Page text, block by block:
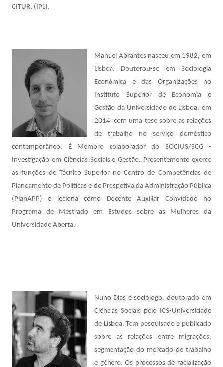
CITUR, (IPL).
Manuel Abrantes nasceu em 1982, em
Lisboa. Doutorou-se em Sociologia
Económica e das Organizações no
Instituto Superior de Economia e
Gestão da Universidade de Lisboa, em
2014, com uma tese sobre as relações
de trabalho no serviço doméstico
contemporâneo. É Membro colaborador do SOCIUS/SCG -
Investigação em Ciências Sociais e Gestão. Presentemente exerce
as funções de Técnico Superior no Centro de Competências de
Planeamento de Políticas e de Prospetiva da Administração Pública
(PlanAPP) e leciona como Docente Auxiliar Convidado no
Programa de Mestrado em Estudos sobre as Mulheres da
Universidade Aberta.
Nuno Dias é sociólogo, doutorado em
Ciências Sociais pelo ICS-Universidade
de Lisboa. Tem pesquisado e publicado
sobre as relações entre migrações,
segmentação do mercado de trabalho
e género. Os processos de racialização